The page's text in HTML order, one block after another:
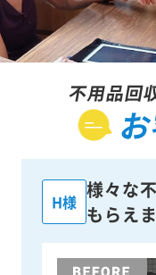
不用品回
H様
様々な
もらえ